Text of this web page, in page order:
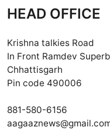
HEAD OFFICE
Krishna talkies Road
In Front Ramdev
Chhattisgarh
Pin code 490006
881-580-6156